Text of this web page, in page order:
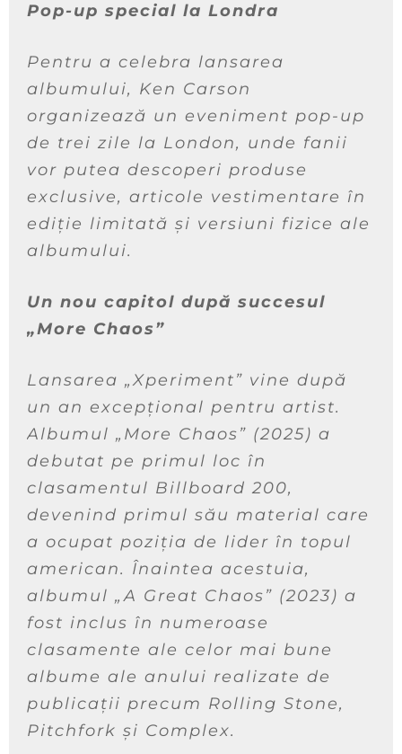
Pop-up special la Londra
Pentru a celebra lansarea
albumului, Ken Carson
organizează un eveniment pop-up
de trei zile la London, unde fanii
vor putea descoperi produse
exclusive, articole vestimentare în
ediție limitată și versiuni fizice ale
albumului.
Un nou capitol după succesul
„More Chaos”
Lansarea „Xperiment” vine după
un an excepțional pentru artist.
Albumul „More Chaos” (2025) a
debutat pe primul loc în
clasamentul Billboard 200,
devenind primul său material care
a ocupat poziția de lider în topul
american. Înaintea acestuia,
albumul „A Great Chaos” (2023) a
fost inclus în numeroase
clasamente ale celor mai bune
albume ale anului realizate de
publicații precum Rolling Stone,
Pitchfork și Complex.